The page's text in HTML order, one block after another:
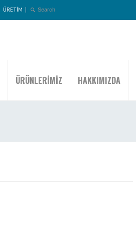
ÜRETİM
ÜRÜNLERİMİZ HAKKIMIZDA